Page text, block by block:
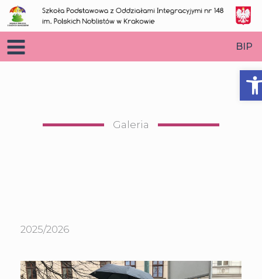
Przejdź
do
treści
BIP
Galeria
2025/2026